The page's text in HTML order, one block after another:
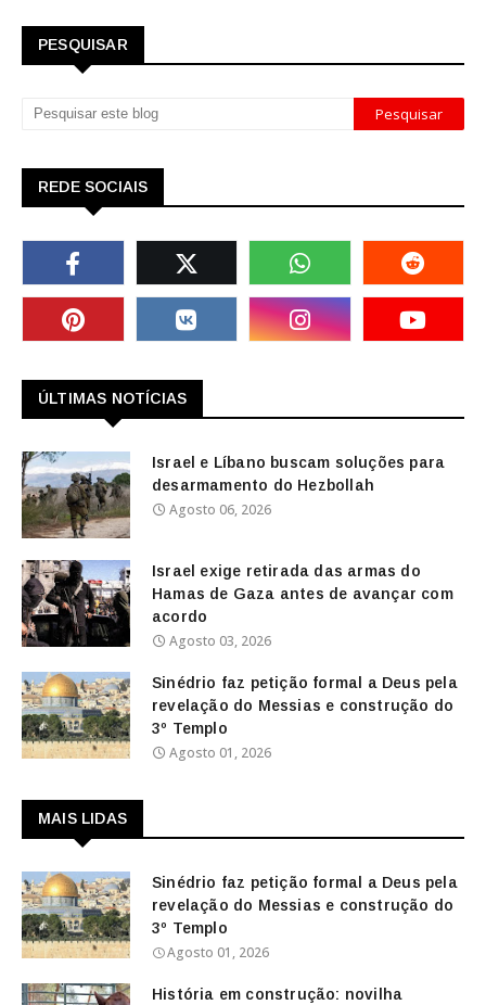
PESQUISAR
REDE SOCIAIS
ÚLTIMAS NOTÍCIAS
Israel e Líbano buscam soluções para
desarmamento do Hezbollah
Agosto 06, 2026
Israel exige retirada das armas do
Hamas de Gaza antes de avançar com
acordo
Agosto 03, 2026
Sinédrio faz petição formal a Deus pela
revelação do Messias e construção do
3º Templo
Agosto 01, 2026
MAIS LIDAS
Sinédrio faz petição formal a Deus pela
revelação do Messias e construção do
3º Templo
Agosto 01, 2026
História em construção: novilha